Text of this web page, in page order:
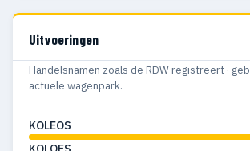
Uitvoeringen
Handelsnamen zoals de RDW registreert ·
actuele wagenpark.
KOLEOS